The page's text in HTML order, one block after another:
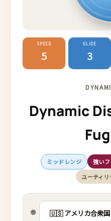
SPEED
5
GLIDE
3
Dynamic
ミッドレンジ 強い
ユーティ
🌐